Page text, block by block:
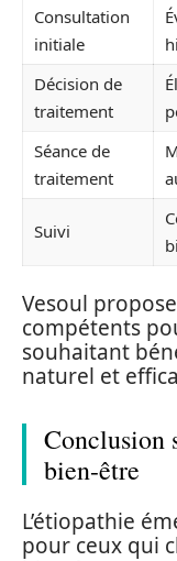
Consultation
initiale
Décision de
traitement
Séance de
traitement
Suivi
Vesoul
compétents
souhaitant
naturel et
Conclusion
bien-être
L’étiopathie
pour ceux qui